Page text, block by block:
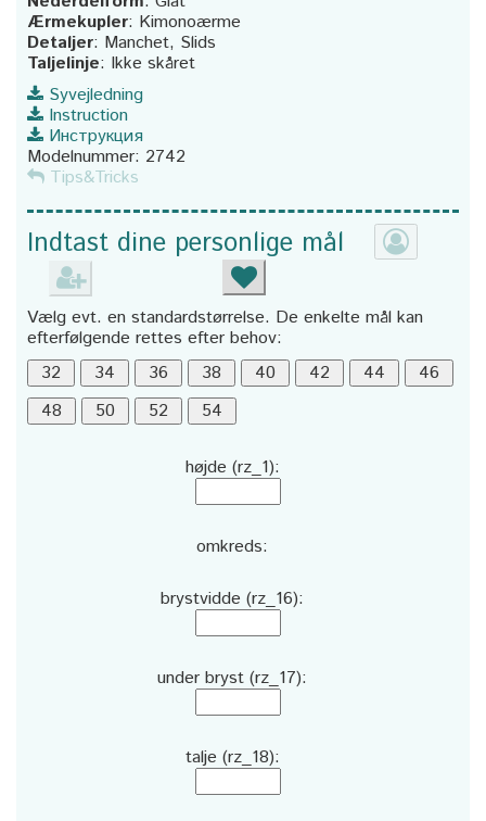
Ærmekupler: Kimonoærme
Detaljer: Manchet, Slids
Taljelinje: Ikke skåret
Syvejledning
Instruction
Инструкция
Modelnummer: 2742
Tips&Tricks
Indtast dine personlige mål
Vælg evt. en standardstørrelse. De enkelte mål kan
efterfølgende rettes efter behov:
højde (rz_1):
omkreds:
brystvidde (rz_16):
under bryst (rz_17):
talje (rz_18):